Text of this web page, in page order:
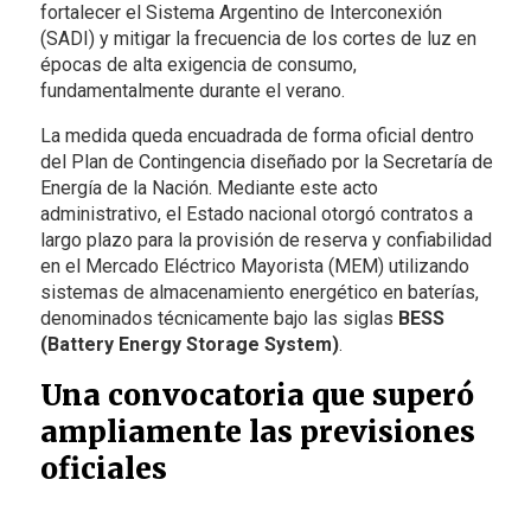
fortalecer el Sistema Argentino de Interconexión
(SADI) y mitigar la frecuencia de los cortes de luz en
épocas de alta exigencia de consumo,
fundamentalmente durante el verano.
La medida queda encuadrada de forma oficial dentro
del Plan de Contingencia diseñado por la Secretaría de
Energía de la Nación. Mediante este acto
administrativo, el Estado nacional otorgó contratos a
largo plazo para la provisión de reserva y confiabilidad
en el Mercado Eléctrico Mayorista (MEM) utilizando
sistemas de almacenamiento energético en baterías,
denominados técnicamente bajo las siglas BESS
(Battery Energy Storage System).
Una convocatoria que superó
ampliamente las previsiones
oficiales